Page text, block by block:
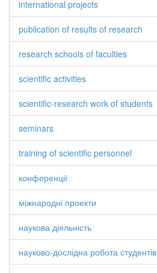
international projects
publication of results of research
research schools of faculties
scientific activities
scientific-research work of students
seminars
training of scientific personnel
конференції
міжнародні проекти
наукова діяльність
науково-дослідна робота студентів